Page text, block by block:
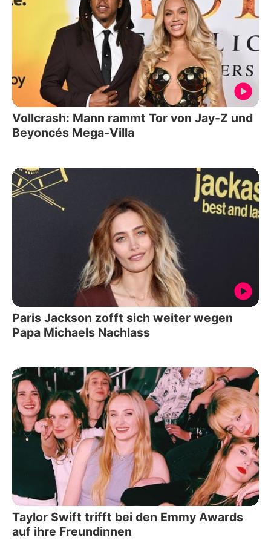
Vollcrash: Mann rammt Tor von Jay-Z und
Beyoncés Mega-Villa
Paris Jackson zofft sich weiter wegen
Papa Michaels Nachlass
Taylor Swift trifft bei den Emmy Awards
auf ihre Freundinnen